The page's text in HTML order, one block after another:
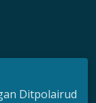
Ditpolairud